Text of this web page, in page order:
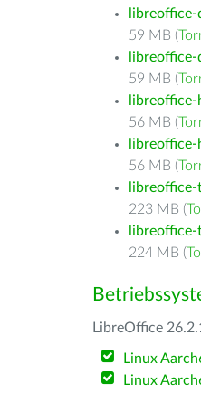
59 MB (
59 MB (
56 MB (
56 MB (
223 MB (
224 MB (
LibreOffice
Linux
Linux